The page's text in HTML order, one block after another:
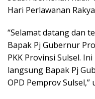
Hari Perlawanan
“Selamat datang dan
Bapak Pj Gubernur
PKK Provinsi Sulsel.
langsung Bapak Pj
OPD Pemprov Sulsel,”